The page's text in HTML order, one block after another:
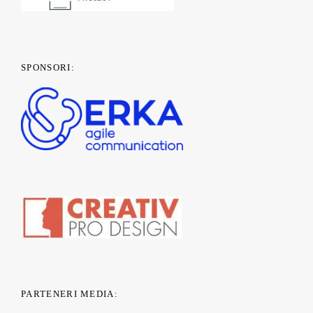
SPONSORI:
PARTENERI MEDIA: